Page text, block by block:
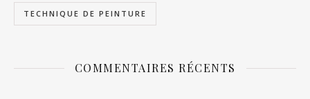
TECHNIQUE DE PEINTURE
COMMENTAIRES RÉCENTS